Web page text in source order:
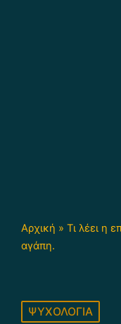
Αρχική » Τι λέει η
αγάπη.
Posted
ΨΥΧΟΛΟΓΙΑ